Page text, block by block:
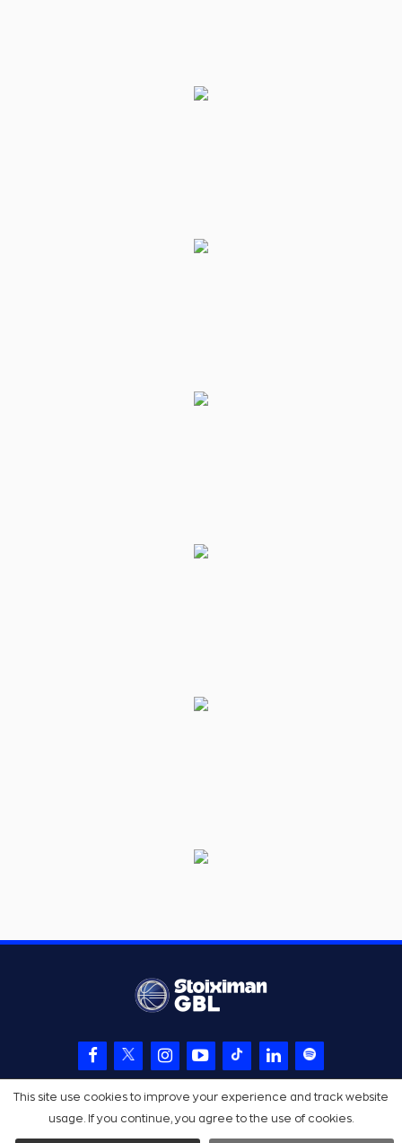
This site use cookies to improve your experience and track website
usage. If you continue, you agree to the use of cookies.